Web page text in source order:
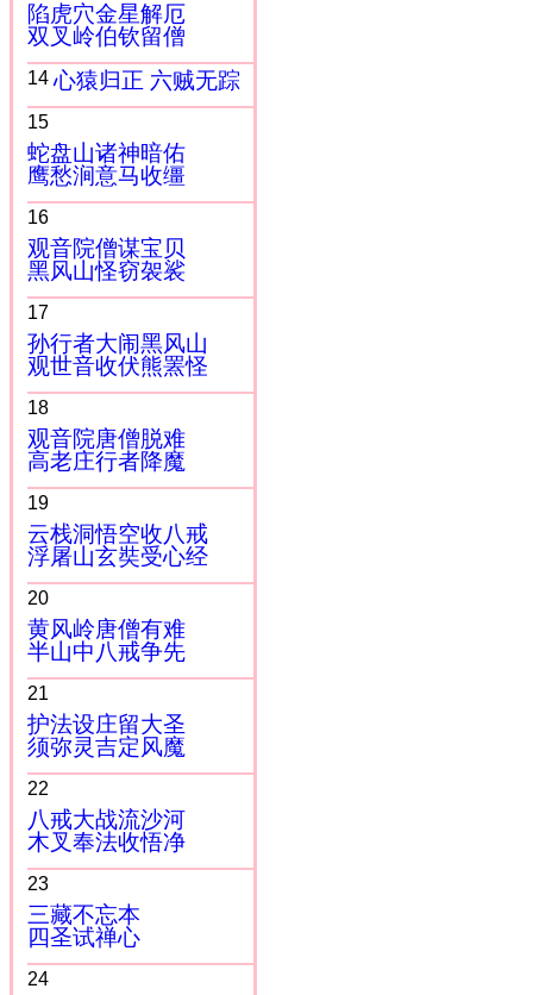
陷虎穴金星解厄
双叉岭伯钦留僧
14 心猿归正 六贼无踪
15
蛇盘山诸神暗佑
鹰愁涧意马收缰
16
观音院僧谋宝贝
黑风山怪窃袈裟
17
孙行者大闹黑风山
观世音收伏熊罴怪
18
观音院唐僧脱难
高老庄行者降魔
19
云栈洞悟空收八戒
浮屠山玄奘受心经
20
黄风岭唐僧有难
半山中八戒争先
21
护法设庄留大圣
须弥灵吉定风魔
22
八戒大战流沙河
木叉奉法收悟净
23
三藏不忘本
四圣试禅心
24